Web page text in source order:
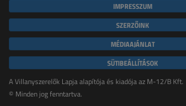
IMPRESSZUM
SZERZŐINK
MÉDIAAJÁNLAT
SÜTIBEÁLLÍTÁSOK
A Villanyszerelők Lapja alapítója és kiadója az M-12/B Kft.
© Minden jog fenntartva.